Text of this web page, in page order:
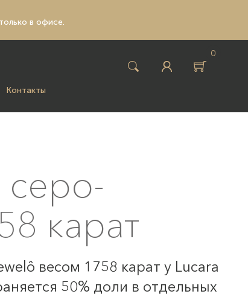
в офисе.
0
Контакты
карат
весом 1758 карат у Lucara
50% доли в отдельных